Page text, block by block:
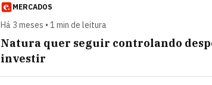
MERCADOS
Há 3 meses • 1 min de leitura
Natura quer seguir controlando
investir